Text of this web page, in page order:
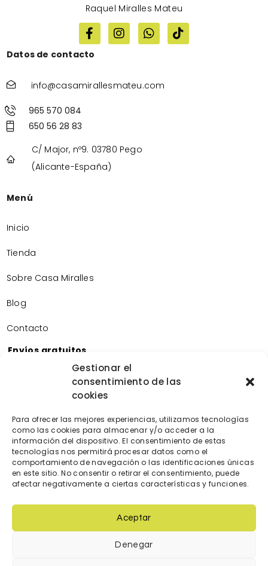
Gestionar el
consentimiento de las
cookies
Para ofrecer las mejores experiencias, utilizamos tecnologías
como las cookies para almacenar y/o acceder a la
información del dispositivo. El consentimiento de estas
tecnologías nos permitirá procesar datos como el
comportamiento de navegación o las identificaciones únicas
en este sitio. No consentir o retirar el consentimiento, puede
afectar negativamente a ciertas características y funciones.
Aceptar
Denegar
Raquel Miralles Mateu
Datos de contacto
info@casamirallesmateu.com
965 570 084
650 56 28 83
C/ Major, nº9. 03780 Pego
(Alicante-España)
Menú
Inicio
Tienda
Sobre Casa Miralles
Blog
Contacto
Envíos gratuitos
Envíos gratuitos por la compra de más de 60€.
Devoluciones gratuitas
Devoluciones gratuitas en nuestra tienda física.
Pago seguro
Tarjeta de crédito/débito.
Transferencia bancaria.
Bizum.